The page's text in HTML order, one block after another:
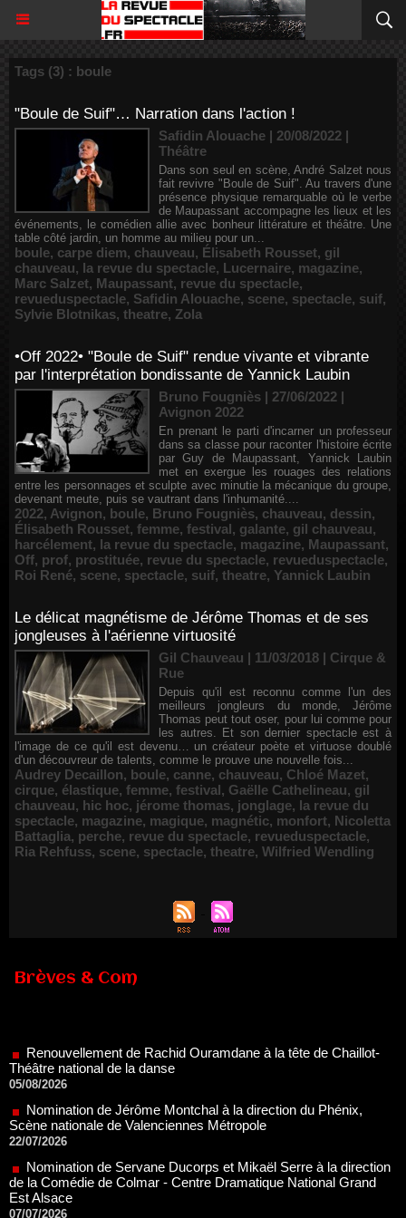
Tags (3) : boule
"Boule de Suif"… Narration dans l'action !
Safidin Alouache | 20/08/2022 |
Théâtre
Dans son seul en scène, André Salzet nous
fait revivre "Boule de Suif". Au travers d'une
présence physique remarquable où le verbe
de Maupassant accompagne les lieux et les
événements, le comédien allie avec bonheur littérature et théâtre. Une
table côté jardin, un homme au milieu pour un...
boule, carpe diem, chauveau, Élisabeth Rousset, gil
chauveau, la revue du spectacle, Lucernaire, magazine,
Marc Salzet, Maupassant, revue du spectacle,
revueduspectacle, Safidin Alouache, scene, spectacle, suif,
Sylvie Blotnikas, theatre, Zola
•Off 2022• "Boule de Suif" rendue vivante et vibrante
par l'interprétation bondissante de Yannick Laubin
Bruno Fougniès | 27/06/2022 |
Avignon 2022
En prenant le parti d'incarner un professeur
dans sa classe pour raconter l'histoire écrite
par Guy de Maupassant, Yannick Laubin
met en exergue les rouages des relations
entre les personnages et sculpte avec minutie la mécanique du groupe,
devenant meute, puis se vautrant dans l'inhumanité....
2022, Avignon, boule, Bruno Fougniès, chauveau, dessin,
Élisabeth Rousset, femme, festival, galante, gil chauveau,
harcélement, la revue du spectacle, magazine, Maupassant,
Off, prof, prostituée, revue du spectacle, revueduspectacle,
Roi René, scene, spectacle, suif, theatre, Yannick Laubin
Le délicat magnétisme de Jérôme Thomas et de ses
jongleuses à l'aérienne virtuosité
Gil Chauveau | 11/03/2018 | Cirque &
Rue
Depuis qu'il est reconnu comme l'un des
meilleurs jongleurs du monde, Jérôme
Thomas peut tout oser, pour lui comme pour
les autres. Et son dernier spectacle est à
l'image de ce qu'il est devenu… un créateur poète et virtuose doublé
d'un découvreur de talents, comme le prouve une nouvelle fois...
Audrey Decaillon, boule, canne, chauveau, Chloé Mazet,
cirque, élastique, femme, festival, Gaëlle Cathelineau, gil
chauveau, hic hoc, jérome thomas, jonglage, la revue du
spectacle, magazine, magique, magnétic, monfort, Nicoletta
Battaglia, perche, revue du spectacle, revueduspectacle,
Ria Rehfuss, scene, spectacle, theatre, Wilfried Wendling
Brèves & Com
05/08/2026
Nomination de Jérôme Montchal à la direction du Phénix,
Scène nationale de Valenciennes Métropole
22/07/2026
Nomination de Servane Ducorps et Mikaël Serre à la direction
de la Comédie de Colmar - Centre Dramatique National Grand
Est Alsace
07/07/2026
Thomas Jolly et Laëtitia Guédon nommés à la direction du